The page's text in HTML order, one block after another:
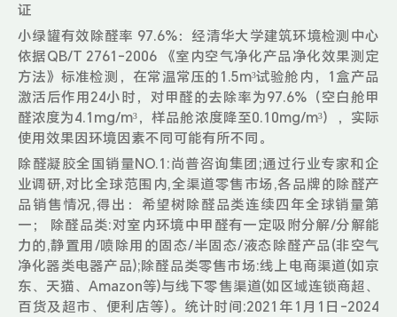
证
小绿罐有效除醛率 97.6%：经清华大学建筑环境检测中心
依据QB/T 2761-2006 《室内空气净化产品净化效果测定
方法》标准检测，在常温常压的1.5m³试验舱内，1盒产品
激活后作用24小时，对甲醛的去除率为97.6%（空白舱甲
醛浓度为4.1mg/m³，样品舱浓度降至0.10mg/m³），实际
使用效果因环境因素不同可能有所不同。
除醛凝胶全国销量NO.1:尚普咨询集团;通过行业专家和企
业调研,对比全球范围内,全渠道零售市场,各品牌的除醛产
品销售情况,得出：希望树除醛品类连续四年全球销量第
一； 除醛品类:对室内环境中甲醛有一定吸附分解/分解能
力的,静置用/喷除用的固态/半固态/液态除醛产品(非空气
净化器类电器产品);除醛品类零售市场:线上电商渠道(如京
东、天猫、Amazon等)与线下零售渠道(如区域连锁商超、
百货及超市、便利店等)。统计时间:2021年1月1日-2024